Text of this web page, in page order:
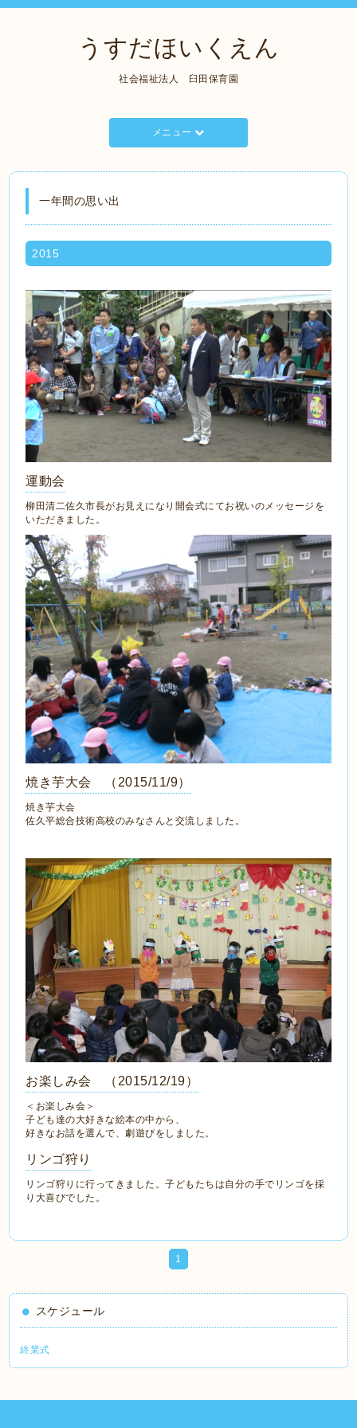
うすだほいくえん
社会福祉法人 臼田保育園
メニュー
一年間の思い出
2015
運動会
柳田清二佐久市長がお見えになり開会式にてお祝いのメッセージを
いただきました。
焼き芋大会 （2015/11/9）
焼き芋大会
佐久平総合技術高校のみなさんと交流しました。
お楽しみ会 （2015/12/19）
＜お楽しみ会＞
子ども達の大好きな絵本の中から、
好きなお話を選んで、劇遊びをしました。
リンゴ狩り
リンゴ狩りに行ってきました。子どもたちは自分の手でリンゴを採
り大喜びでした。
1
スケジュール
終業式